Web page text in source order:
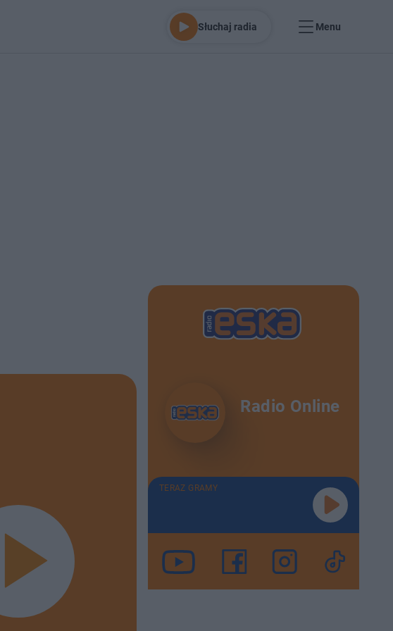
Słuchaj radia Menu
Radio Online
TERAZ GRAMY